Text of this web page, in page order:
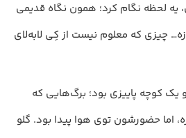
یه لحظه نگام کرد؛ همون نگاه قدیمی
چیزی که معلوم نیست از کِی لابه‌لای
یک کوچه پاییزی بود؛ برگ‌هایی که
اما حضورشون توی هوا پیدا بود. گلو